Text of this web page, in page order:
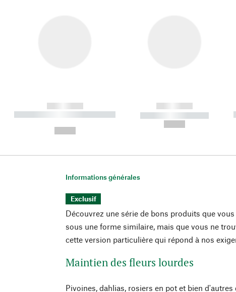
------------
----------- ----------- ----------
------------
----------- -----------
Informations générales
Exclusif
Découvrez une série de bons produits que
sous une forme similaire, mais que vous ne
cette version particulière qui répond à nos
Maintien des fleurs lourdes
Pivoines, dahlias, rosiers en pot et bien